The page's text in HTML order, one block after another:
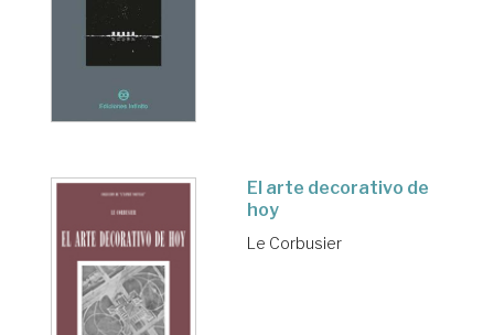
El arte decorativo de
hoy
Le Corbusier